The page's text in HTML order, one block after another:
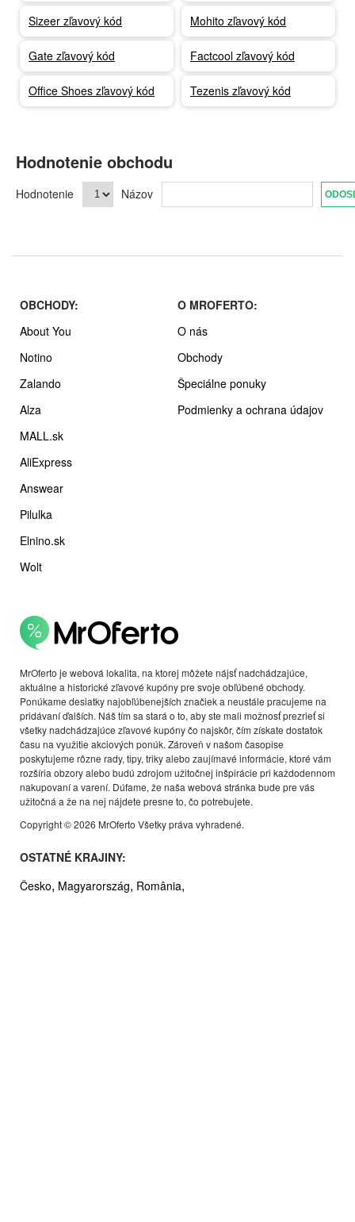
Sizeer zľavový kód Mohito zľavový kód
Gate zľavový kód Factcool zľavový kód
Office Shoes zľavový kód Tezenis zľavový kód
Hodnotenie obchodu
Hodnotenie Názov
MrOferto je webová lokalita, na ktorej môžete nájsť nadchádzajúce,
aktuálne a historické zľavové kupóny pre svoje obľúbené obchody.
Ponúkame desiatky najobľúbenejších značiek a neustále pracujeme na
pridávaní ďalších. Náš tím sa stará o to, aby ste mali možnosť prezrieť si
všetky nadchádzajúce zľavové kupóny čo najskôr, čím získate dostatok
času na využitie akciových ponúk. Zároveň v našom časopise
poskytujeme rôzne rady, tipy, triky alebo zaujímavé informácie, ktoré vám
rozšíria obzory alebo budú zdrojom užitočnej inšpirácie pri každodennom
nakupovaní a varení. Dúfame, že naša webová stránka bude pre vás
užitočná a že na nej nájdete presne to, čo potrebujete.
Copyright © 2026 MrOferto Všetky práva vyhradené.
OBCHODY:
About You
Notino
Zalando
Alza
MALL.sk
AliExpress
Answear
Pilulka
Elnino.sk
Wolt
O MROFERTO:
O nás
Obchody
Špeciálne ponuky
Podmienky a ochrana údajov
OSTATNÉ KRAJINY:
Česko, Magyarország, România,